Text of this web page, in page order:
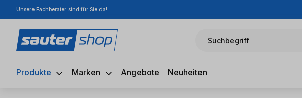
Hauptinhalt springen
Zur Suche springen
Zur Hauptnavigation springen
Unsere Fachberater sind für Sie da!
Suchbegriff
Produkte Marken Angebote Neuheiten